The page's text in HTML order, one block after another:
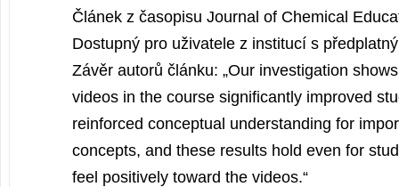
Článek z časopisu Journal of Chemical
Dostupný pro uživatele z institucí s
Závěr autorů článku: „Our investigation
videos in the course significantly improved
reinforced conceptual understanding for
concepts, and these results hold even for
feel positively toward the videos.“